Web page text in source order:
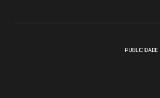
PUBLICIDADE